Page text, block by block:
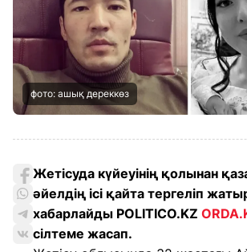
фото: ашық дереккөз
Жетісуда күйеуінің қолынан
әйелдің ісі қайта тергеліп
хабарлайды POLITICO.KZ
сілтеме жасап.